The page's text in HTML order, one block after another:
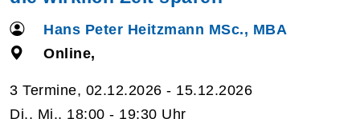
Hans Peter Heitzmann MSc., MBA
Online,
3 Termine, 02.12.2026 - 15.12.2026
Di., Mi., 18:00 - 19:30 Uhr